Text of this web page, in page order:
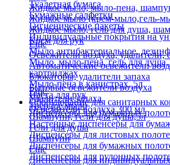
Туалетная бумага
Бумажные салфетки
Гигиенические пакеты
Индивидуальные покрытия на
Жидкое мыло, мыло-пена,
Жидкое мыло (крем-мыло,гель-
Жидкое мыло, гель для душа,
Крем для рук
Мыло антибактериальное,
Мыло, мыло-пена, гель для
картриджах
Мыло-пена в канистрах, 5л
Паста для рук
Твердое мыло
Шампуни, гели для душа,5л
Гели для душа
Шампуни
Еще
Освежители воздуха, удалители,
Автоматические освежители
Блокаторы, удалители запаха
Бытовые освежители воздуха
Удалители запаха
Освежители воздуха 300 мл
Еще
Оборудование для санитарных
Диспенсеры для бумажных
Настенные диспенсеры для
Диспенсеры для листовых
Диспенсеры для бумажных
Диспенсеры для рулонных
Еще
Диспенсеры для